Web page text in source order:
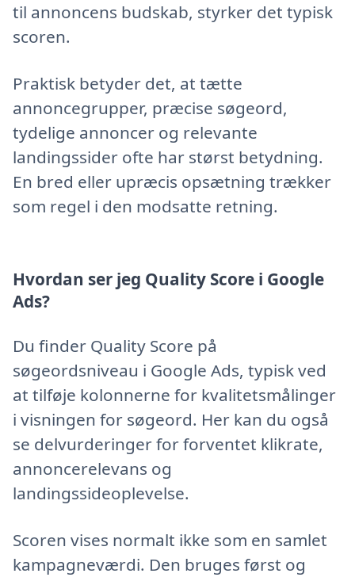
til annoncens budskab, styrker det typisk
scoren.
Praktisk betyder det, at tætte
annoncegrupper, præcise søgeord,
tydelige annoncer og relevante
landingssider ofte har størst betydning.
En bred eller upræcis opsætning trækker
som regel i den modsatte retning.
Hvordan ser jeg Quality Score i Google
Ads?
Du finder Quality Score på
søgeordsniveau i Google Ads, typisk ved
at tilføje kolonnerne for kvalitetsmålinger
i visningen for søgeord. Her kan du også
se delvurderinger for forventet klikrate,
annoncerelevans og
landingssideoplevelse.
Scoren vises normalt ikke som en samlet
kampagneværdi. Den bruges først og